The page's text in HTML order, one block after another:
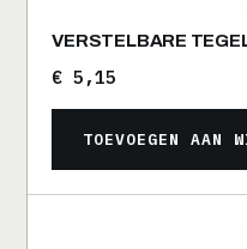
VERSTELBARE
€ 5,15
TOEVOEGEN AAN